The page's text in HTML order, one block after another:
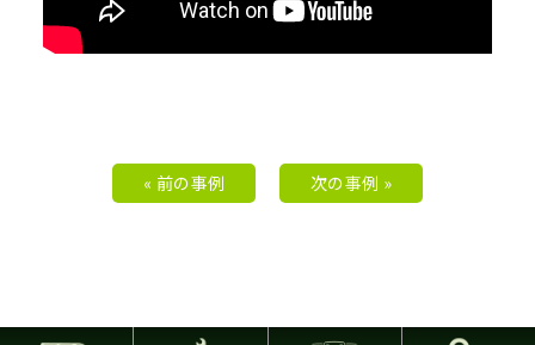
« 前の事例 次の事例 »